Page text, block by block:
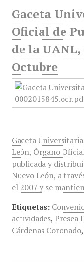
Gaceta
Oficial de
de la UANL,
Octubre
Gaceta
León, Órgano
publicada y
Nuevo León, a
el 2007 y se
Etiquetas:
actividades, Presea
Cárdenas Coronado,